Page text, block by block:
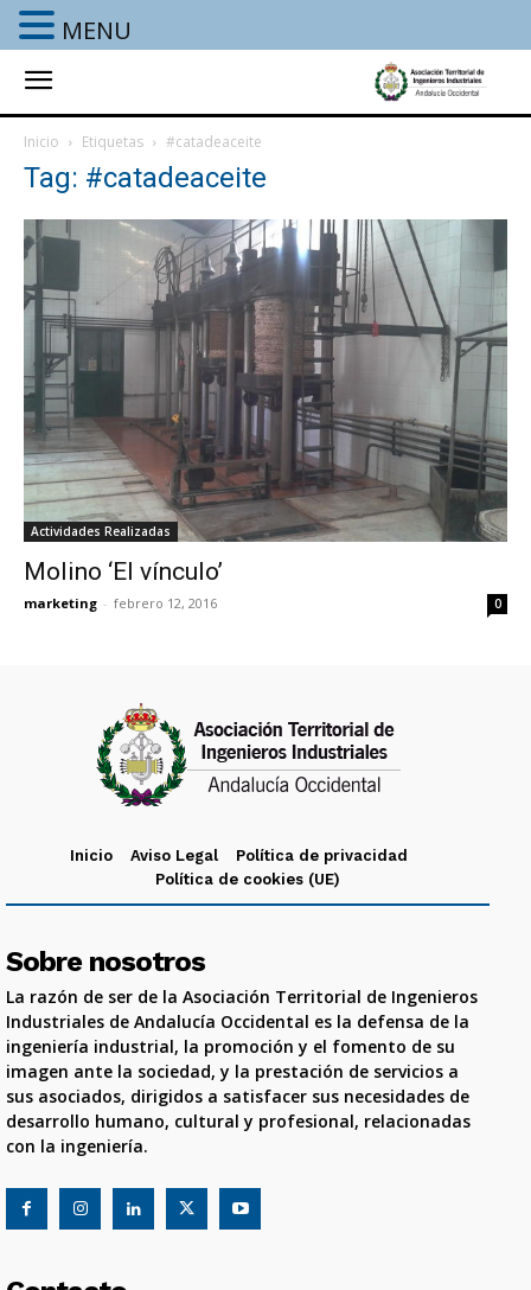
Inicio Etiquetas #catadeaceite
Tag: #catadeaceite
Actividades Realizadas
Molino ‘El vínculo’
marketing - febrero 12, 2016 0
Inicio Aviso Legal
Política de privacidad
Política de cookies (UE)
Sobre nosotros
La razón de ser de la Asociación Territorial de Ingenieros
Industriales de Andalucía Occidental es la defensa de la
ingeniería industrial, la promoción y el fomento de su
imagen ante la sociedad, y la prestación de servicios a
sus asociados, dirigidos a satisfacer sus necesidades de
desarrollo humano, cultural y profesional, relacionadas
con la ingeniería.
MENU